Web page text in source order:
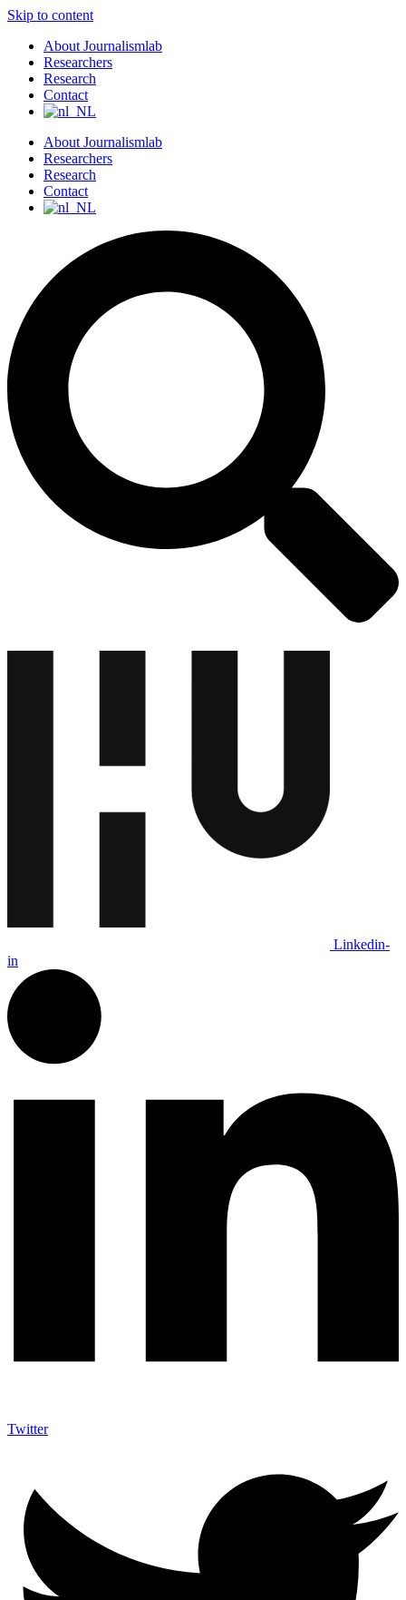
Skip to content
About Journalismlab
Researchers
Research
Contact
About Journalismlab
Researchers
Research
Contact
Linkedin-
in
Twitter